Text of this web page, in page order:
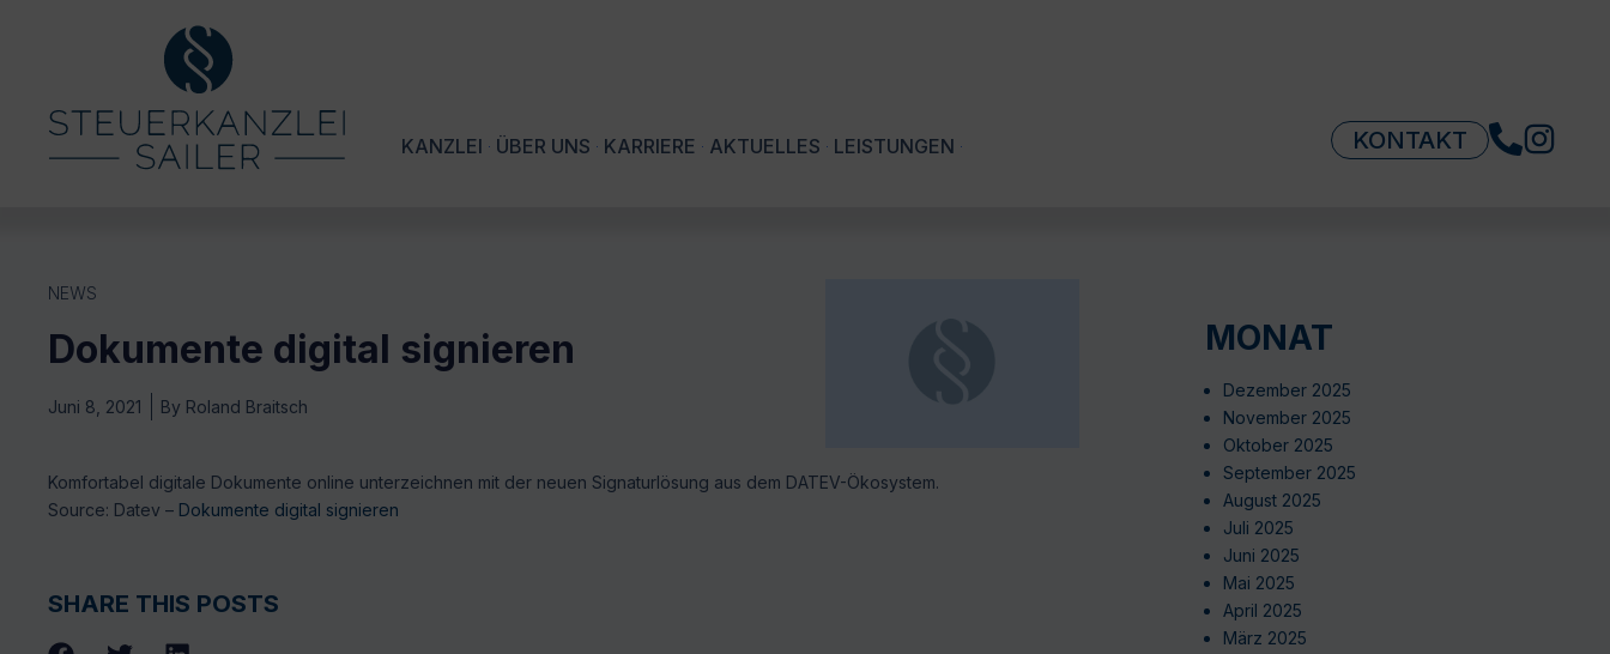
KANZLEI ÜBER UNS KARRIERE AKTUELLES LEISTUNGEN KONTAKT
NEWS
Dokumente digital signieren
Juni 8, 2021 By Roland Braitsch
Komfortabel digitale Dokumente online unterzeichnen mit der neuen Signaturlösung aus dem DATEV-Ökosystem.
Source: Datev – Dokumente digital signieren
SHARE THIS POSTS
MONAT
Dezember 2025
November 2025
Oktober 2025
September 2025
August 2025
Juli 2025
Juni 2025
Mai 2025
April 2025
März 2025